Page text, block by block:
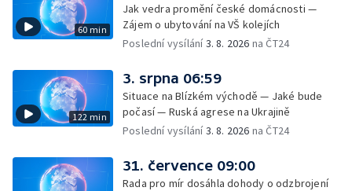
60 min
Jak vedra promění české domácnosti —
Zájem o ubytování na VŠ kolejích
Poslední vysílání3. 8. 2026 na ČT24
122 min
3. srpna 06:59
Situace na Blízkém východě — Jaké bude
počasí — Ruská agrese na Ukrajině
Poslední vysílání3. 8. 2026 na ČT24
31. července 09:00
Rada pro mír dosáhla dohody o odzbrojení